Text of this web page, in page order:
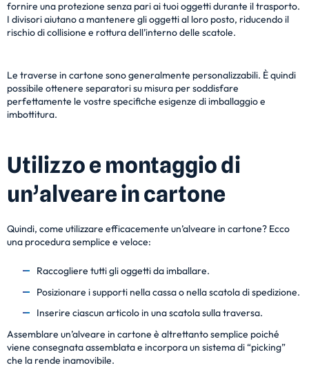
fornire una protezione senza pari ai tuoi oggetti durante il trasporto.
I divisori aiutano a mantenere gli oggetti al loro posto, riducendo il
rischio di collisione e rottura dell’interno delle scatole.
Le traverse in cartone sono generalmente personalizzabili. È quindi
possibile ottenere separatori su misura per soddisfare
perfettamente le vostre specifiche esigenze di imballaggio e
imbottitura.
Utilizzo e montaggio di
un’alveare in cartone
Quindi, come utilizzare efficacemente un’alveare in cartone? Ecco
una procedura semplice e veloce:
Raccogliere tutti gli oggetti da imballare.
Posizionare i supporti nella cassa o nella scatola di spedizione.
Inserire ciascun articolo in una scatola sulla traversa.
Assemblare un’alveare in cartone è altrettanto semplice poiché
viene consegnata assemblata e incorpora un sistema di “picking”
che la rende inamovibile.